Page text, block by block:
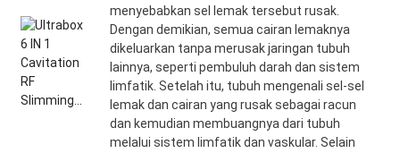
menyebabkan sel lemak tersebut rusak.
Dengan demikian, semua cairan lemaknya
dikeluarkan tanpa merusak jaringan tubuh
lainnya, seperti pembuluh darah dan sistem
limfatik. Setelah itu, tubuh mengenali sel-sel
lemak dan cairan yang rusak sebagai racun
dan kemudian membuangnya dari tubuh
melalui sistem limfatik dan vaskular. Selain